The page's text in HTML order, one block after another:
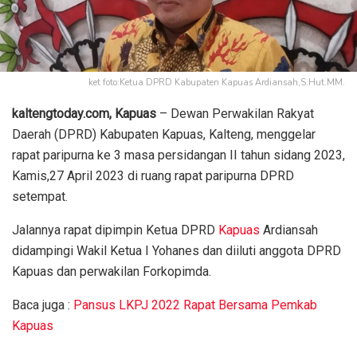
ket foto:Ketua DPRD Kabupaten Kapuas Ardiansah,S.Hut.MM.
kaltengtoday.com, Kapuas – Dewan Perwakilan Rakyat
Daerah (DPRD) Kabupaten Kapuas, Kalteng, menggelar
rapat paripurna ke 3 masa persidangan II tahun sidang 2023,
Kamis,27 April 2023 di ruang rapat paripurna DPRD
setempat.
Jalannya rapat dipimpin Ketua DPRD Kapuas Ardiansah
didampingi Wakil Ketua I Yohanes dan diiluti anggota DPRD
Kapuas dan perwakilan Forkopimda.
Baca juga : Pansus LKPJ 2022 Rapat Bersama Pemkab
Kapuas